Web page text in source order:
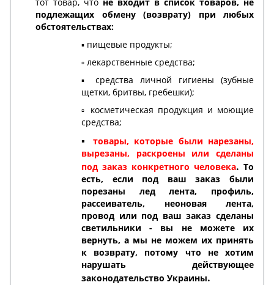
подлежащих обмену (возврату) при любых
обстоятельствах:
▪️ пищевые продукты;
▫️ лекарственные средства;
▪️ средства личной гигиены (зубные
щетки, бритвы, гребешки);
▫️ косметическая продукция и моющие
средства;
▪️ товары, которые были нарезаны,
вырезаны, раскроены или сделаны
под заказ конкретного человека. То
есть, если под ваш заказ были
порезаны лед лента, профиль,
рассеиватель, неоновая лента,
провод или под ваш заказ сделаны
светильники - вы не можете их
вернуть, а мы не можем их принять
к возврату, потому что не хотим
нарушать действующее
законодательство Украины.